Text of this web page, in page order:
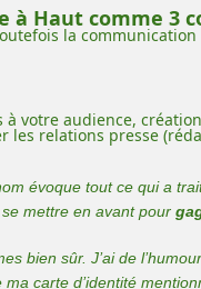
à Haut comme 3
la communication
votre audience,
les relations presse
évoque tout ce qui a
mettre en avant pour
bien sûr. J’ai de
carte d’identité